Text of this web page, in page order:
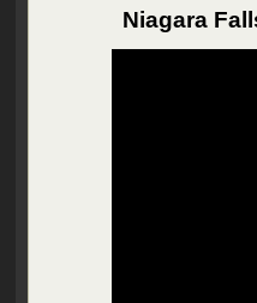
Niagara